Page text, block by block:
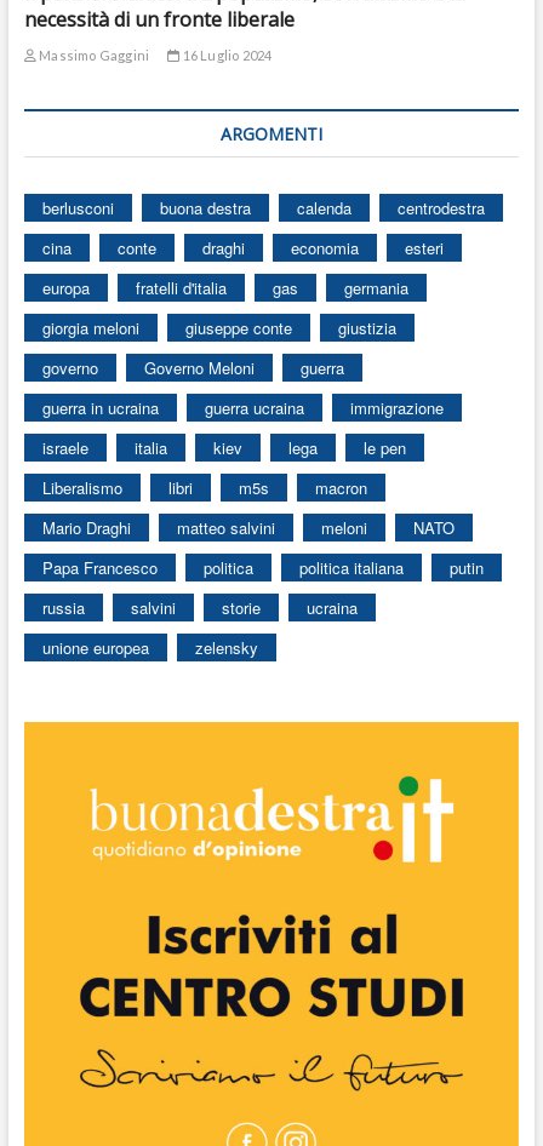
necessità di un fronte liberale
Massimo Gaggini 16 Luglio 2024
ARGOMENTI
berlusconi buona destra calenda
centrodestra
cina
conte draghi economia
esteri
europa
fratelli d'italia gas
germania
giorgia meloni
giuseppe conte
giustizia
governo
Governo Meloni
guerra
guerra in ucraina
guerra ucraina
immigrazione
israele
italia kiev lega
le pen
Liberalismo
libri m5s
macron
Mario Draghi
matteo salvini meloni
NATO
Papa Francesco
politica politica italiana
putin
russia
salvini storie
ucraina
unione europea
zelensky